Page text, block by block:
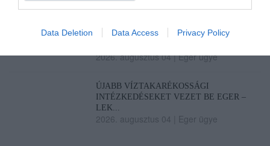
Data Deletion Data Access Privacy Policy
AZ AGRIA PARK IS TAKARÉKRA
2026. augusztus 04|Eger ügye
ÚJABB VÍZTAKARÉKOSSÁGI
INTÉZKEDÉSEKET VEZET BE EGER –
LEK...
2026. augusztus 04 Eger ügye